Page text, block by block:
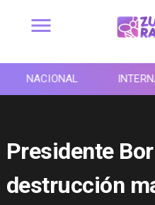
NACIONAL
Presidente
destrucción